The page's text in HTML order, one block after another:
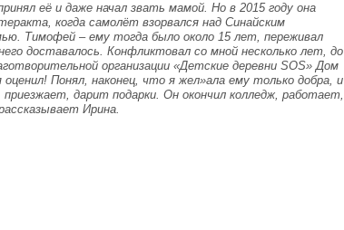
её и даже начал звать мамой. Но в 2015 году она
когда самолёт взорвался над Синайским
Тимофей – ему тогда было около 15 лет, переживал
доставалось. Конфликтовал со мной несколько лет, до
организации «Детские деревни SOS» Дом
Понял, наконец, что я жел»ала ему только добра, и
дарит подарки. Он окончил колледж, работает,
Ирина.